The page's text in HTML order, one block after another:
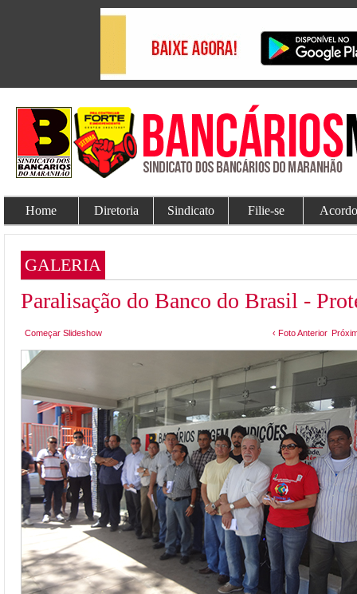
Home Diretoria Sindicato Filie-se
GALERIA
Paralisação do Banco do Brasil -
Começar Slideshow ‹ Foto Anterior